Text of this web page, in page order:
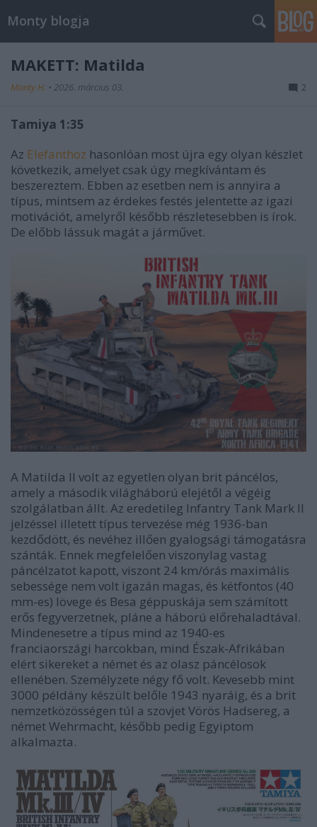
Monty blogja
MAKETT: Matilda
Monty H. • 2026. március 03. 2
Tamiya 1:35
Az Elefanthoz hasonlóan most újra egy olyan készlet
következik, amelyet csak úgy megkívántam és
beszereztem. Ebben az esetben nem is annyira a
típus, mintsem az érdekes festés jelentette az igazi
motivációt, amelyről később részletesebben is írok.
De előbb lássuk magát a járművet.
A Matilda II volt az egyetlen olyan brit páncélos,
amely a második világháború elejétől a végéig
szolgálatban állt. Az eredetileg Infantry Tank Mark II
jelzéssel illetett típus tervezése még 1936-ban
kezdődött, és nevéhez illően gyalogsági támogatásra
szánták. Ennek megfelelően viszonylag vastag
páncélzatot kapott, viszont 24 km/órás maximális
sebessége nem volt igazán magas, és kétfontos (40
mm-es) lövege és Besa géppuskája sem számított
erős fegyverzetnek, pláne a háború előrehaladtával.
Mindenesetre a típus mind az 1940-es
franciaországi harcokban, mind Észak-Afrikában
elért sikereket a német és az olasz páncélosok
ellenében. Személyzete négy fő volt. Kevesebb mint
3000 példány készült belőle 1943 nyaráig, és a brit
nemzetközösségen túl a szovjet Vörös Hadsereg, a
német Wehrmacht, később pedig Egyiptom
alkalmazta.